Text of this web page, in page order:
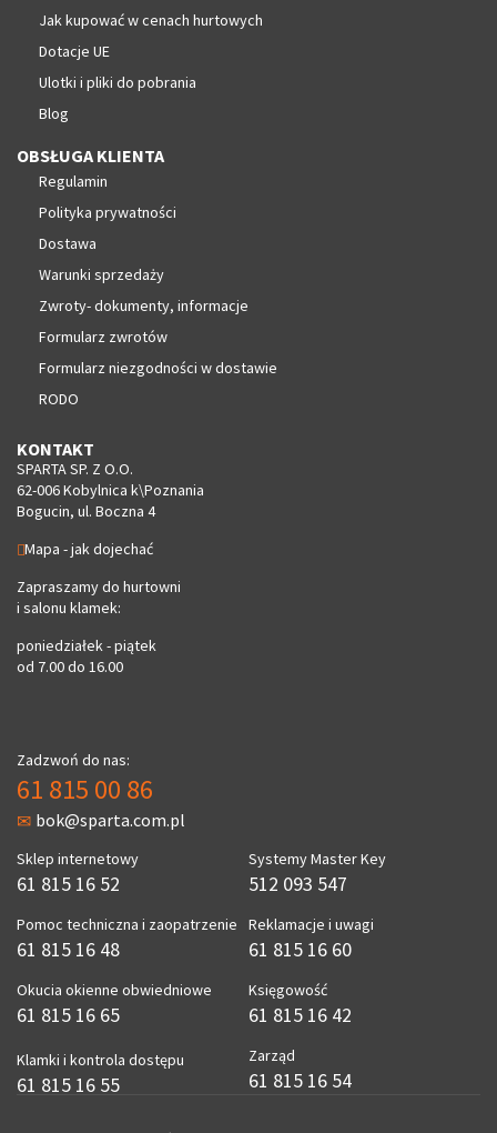
Jak kupować w cenach hurtowych
Dotacje UE
Ulotki i pliki do pobrania
Blog
OBSŁUGA KLIENTA
Regulamin
Polityka prywatności
Dostawa
Warunki sprzedaży
Zwroty- dokumenty, informacje
Formularz zwrotów
Formularz niezgodności w dostawie
RODO
KONTAKT
SPARTA SP. Z O.O.
62-006 Kobylnica k\Poznania
Bogucin, ul. Boczna 4
Mapa - jak dojechać
Zapraszamy do hurtowni
i salonu klamek:
poniedziałek - piątek
od 7.00 do 16.00
Zadzwoń do nas:
61 815 00 86
bok@sparta.com.pl
Sklep internetowy
61 815 16 52
Pomoc techniczna i zaopatrzenie
61 815 16 48
Okucia okienne obwiedniowe
61 815 16 65
Klamki i kontrola dostępu
61 815 16 55
Systemy Master Key
512 093 547
Reklamacje i uwagi
61 815 16 60
Księgowość
61 815 16 42
Zarząd
61 815 16 54